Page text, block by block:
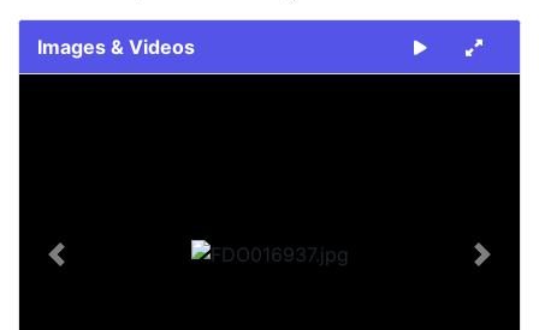
Images & Videos
Previous Next